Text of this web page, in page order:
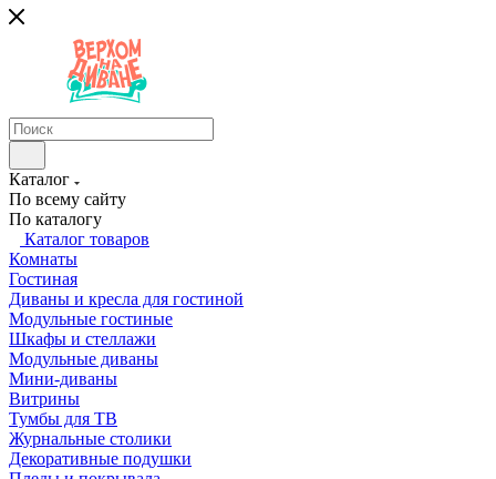
Каталог
По всему сайту
По каталогу
Каталог товаров
Комнаты
Гостиная
Диваны и кресла для гостиной
Модульные гостиные
Шкафы и стеллажи
Модульные диваны
Мини-диваны
Витрины
Тумбы для ТВ
Журнальные столики
Декоративные подушки